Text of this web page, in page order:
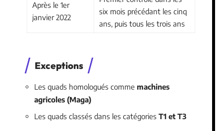
Après le 1er
janvier 2022
six mois précédant les cinq
ans, puis tous les trois ans
Exceptions
Les quads homologués comme machines
agricoles (Maga)
Les quads classés dans les catégories T1 et T3